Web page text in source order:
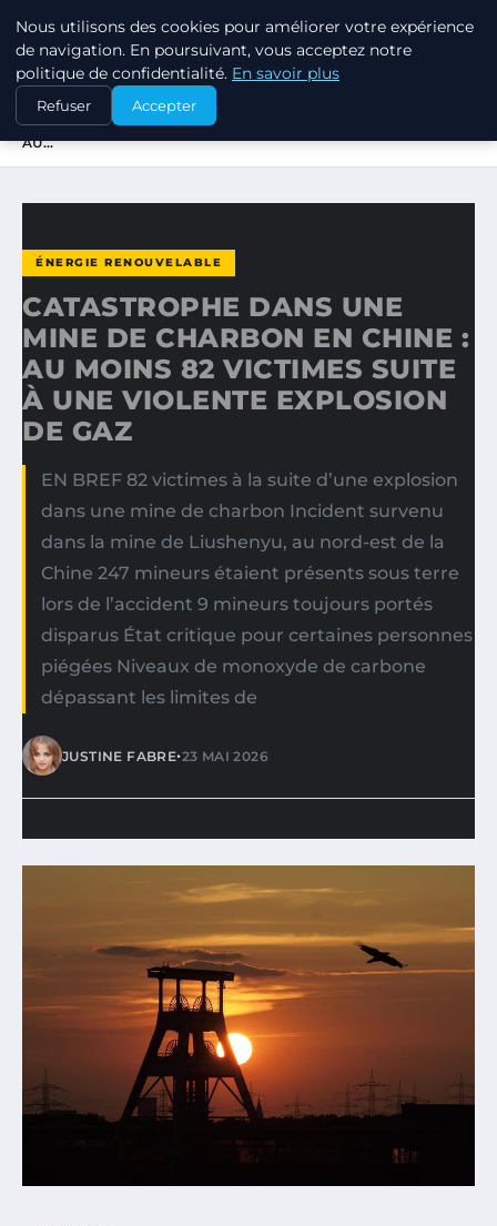
RSE ENJEUX
ACCUEIL
ÉNERGIE RENOUVELABLE
CATASTROPHE DANS UNE MINE DE CHARBON EN CHINE :
AU…
ÉNERGIE RENOUVELABLE
CATASTROPHE DANS UNE
MINE DE CHARBON EN CHINE :
AU MOINS 82 VICTIMES SUITE
À UNE VIOLENTE EXPLOSION
DE GAZ
EN BREF 82 victimes à la suite d’une explosion
dans une mine de charbon Incident survenu
dans la mine de Liushenyu, au nord-est de la
Chine 247 mineurs étaient présents sous terre
lors de l’accident 9 mineurs toujours portés
disparus État critique pour certaines personnes
piégées Niveaux de monoxyde de carbone
dépassant les limites de
JUSTINE FABRE•23 MAI 2026
Nous utilisons des cookies pour améliorer votre expérience
de navigation. En poursuivant, vous acceptez notre
politique de confidentialité. En savoir plus
Refuser Accepter